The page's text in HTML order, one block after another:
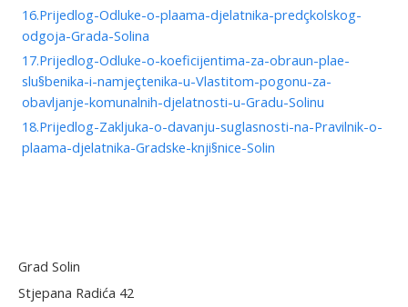
16.Prijedlog-Odluke-o-plaama-djelatnika-predçkolskog-
odgoja-Grada-Solina
17.Prijedlog-Odluke-o-koeficijentima-za-obraun-plae-
slu§benika-i-namjeçtenika-u-Vlastitom-pogonu-za-
obavljanje-komunalnih-djelatnosti-u-Gradu-Solinu
18.Prijedlog-Zakljuka-o-davanju-suglasnosti-na-Pravilnik-o-
plaama-djelatnika-Gradske-knji§nice-Solin
Grad Solin
Stjepana Radića 42